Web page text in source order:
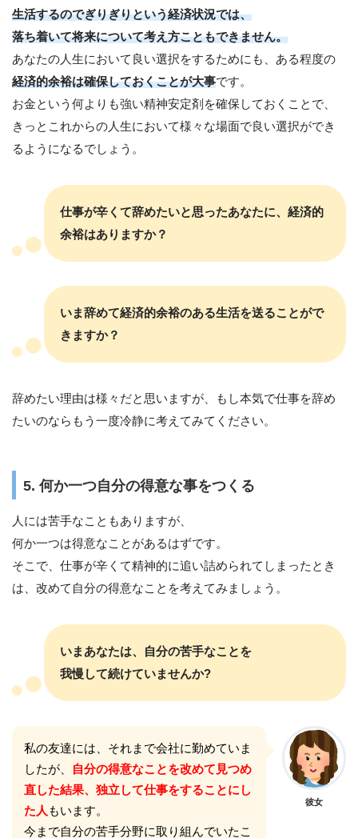
生活するのでぎりぎりという経済状況では、
落ち着いて将来について考え方こともできません。
あなたの人生において良い選択をするためにも、ある程度の
経済的余裕は確保しておくことが大事です。
お金という何よりも強い精神安定剤を確保しておくことで、
きっとこれからの人生において様々な場面で良い選択ができ
るようになるでしょう。
仕事が辛くて辞めたいと思ったあなたに、経済的
余裕はありますか？
いま辞めて経済的余裕のある生活を送ることがで
きますか？
辞めたい理由は様々だと思いますが、もし本気で仕事を辞め
たいのならもう一度冷静に考えてみてください。
5. 何か一つ自分の得意な事をつくる
人には苦手なこともありますが、
何か一つは得意なことがあるはずです。
そこで、仕事が辛くて精神的に追い詰められてしまったとき
は、改めて自分の得意なことを考えてみましょう。
いまあなたは、自分の苦手なことを
我慢して続けていませんか?
私の友達には、それまで会社に勤めていま
したが、
自分の得意なことを改めて見つめ
直した結果、独立して仕事をすることにし
た人 もいます。
今まで自分の苦手分野に取り組んでいたこ
彼女